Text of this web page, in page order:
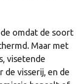
omdat de soort
Maar met
visetende
visserij, en de